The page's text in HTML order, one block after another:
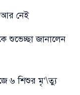
আর নেই
শুভেচ্ছা জানালেন
৬ শিশুর মৃ’\ত্যু